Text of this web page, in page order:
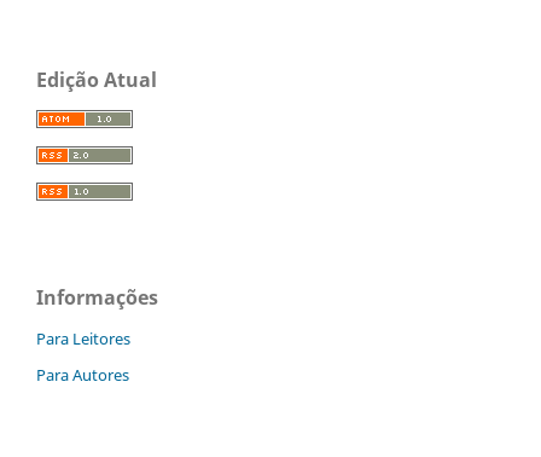
Edição Atual
Informações
Para Leitores
Para Autores